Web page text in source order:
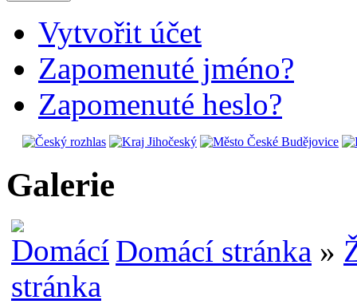
Vytvořit účet
Zapomenuté jméno?
Zapomenuté heslo?
Galerie
Domácí stránka »